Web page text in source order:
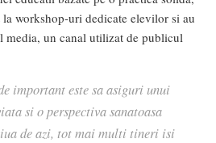
workshop-uri dedicate elevilor si au
media, un canal utilizat de publicul
important este sa asiguri unui
si o perspectiva sanatoasa
de azi, tot mai multi tineri isi